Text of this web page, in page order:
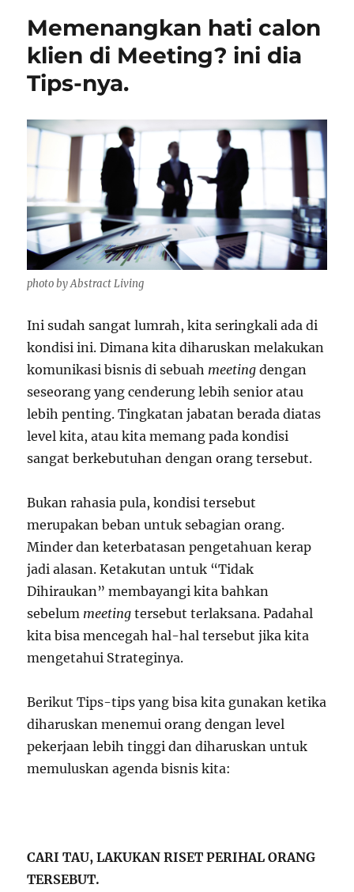
Memenangkan hati calon
klien di Meeting? ini dia
Tips-nya.
photo by Abstract Living
Ini sudah sangat lumrah, kita seringkali ada di
kondisi ini. Dimana kita diharuskan melakukan
komunikasi bisnis di sebuah meeting dengan
seseorang yang cenderung lebih senior atau
lebih penting. Tingkatan jabatan berada diatas
level kita, atau kita memang pada kondisi
sangat berkebutuhan dengan orang tersebut.
Bukan rahasia pula, kondisi tersebut
merupakan beban untuk sebagian orang.
Minder dan keterbatasan pengetahuan kerap
jadi alasan. Ketakutan untuk “Tidak
Dihiraukan” membayangi kita bahkan
sebelum meeting tersebut terlaksana. Padahal
kita bisa mencegah hal-hal tersebut jika kita
mengetahui Strateginya.
Berikut Tips-tips yang bisa kita gunakan ketika
diharuskan menemui orang dengan level
pekerjaan lebih tinggi dan diharuskan untuk
memuluskan agenda bisnis kita:
CARI TAU, LAKUKAN RISET PERIHAL ORANG
TERSEBUT.